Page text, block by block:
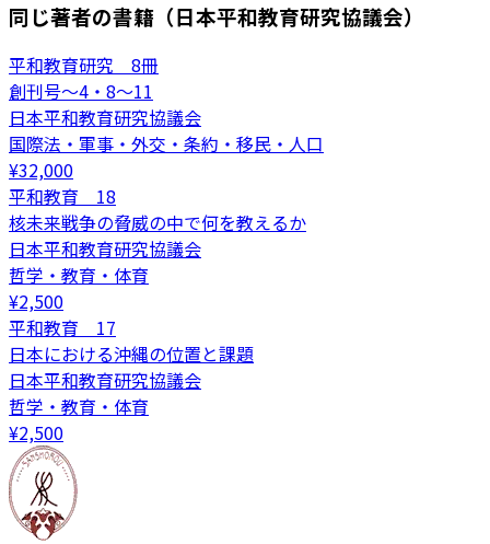
同じ著者の書籍（日本平和教育研究協議会）
平和教育研究 8冊
創刊号～4・8～11
日本平和教育研究協議会
国際法・軍事・外交・条約・移民・人口
¥32,000
平和教育 18
核未来戦争の脅威の中で何を教えるか
日本平和教育研究協議会
哲学・教育・体育
¥2,500
平和教育 17
日本における沖縄の位置と課題
日本平和教育研究協議会
哲学・教育・体育
¥2,500